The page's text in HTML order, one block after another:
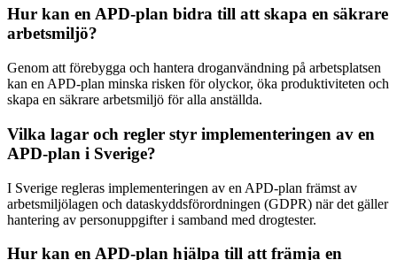
Hur kan en APD-plan bidra till att skapa en säkrare
arbetsmiljö?
Genom att förebygga och hantera droganvändning på arbetsplatsen
kan en APD-plan minska risken för olyckor, öka produktiviteten och
skapa en säkrare arbetsmiljö för alla anställda.
Vilka lagar och regler styr implementeringen av en
APD-plan i Sverige?
I Sverige regleras implementeringen av en APD-plan främst av
arbetsmiljölagen och dataskyddsförordningen (GDPR) när det gäller
hantering av personuppgifter i samband med drogtester.
Hur kan en APD-plan hjälpa till att främja en